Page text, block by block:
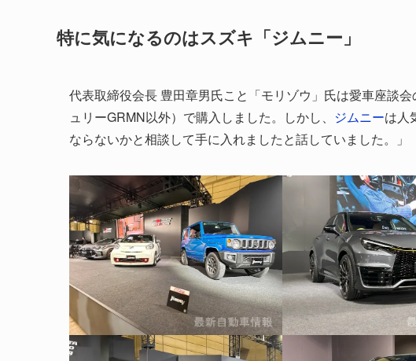
特に気になるのはスズキ「ジムニー」
代表取締役会長 豊田章男氏こと「モリゾウ」氏は愛車座談
ュリーGRMN以外）で購入しました。しかし、 ジムニーは人
ならないかと相談して手に入れましたと話していました。」